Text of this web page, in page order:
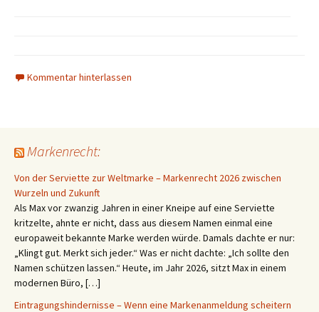
Kommentar hinterlassen
Markenrecht:
Von der Serviette zur Weltmarke – Markenrecht 2026 zwischen
Wurzeln und Zukunft
Als Max vor zwanzig Jahren in einer Kneipe auf eine Serviette
kritzelte, ahnte er nicht, dass aus diesem Namen einmal eine
europaweit bekannte Marke werden würde. Damals dachte er nur:
„Klingt gut. Merkt sich jeder.“ Was er nicht dachte: „Ich sollte den
Namen schützen lassen.“ Heute, im Jahr 2026, sitzt Max in einem
modernen Büro, […]
Eintragungshindernisse – Wenn eine Markenanmeldung scheitern